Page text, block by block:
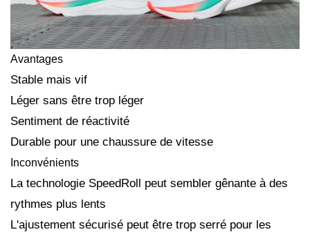
Avantages
Stable mais vif
Léger sans être trop léger
Sentiment de réactivité
Durable pour une chaussure de vitesse
Inconvénients
La technologie SpeedRoll peut sembler gênante à des
rythmes plus lents
L'ajustement sécurisé peut être trop serré pour les